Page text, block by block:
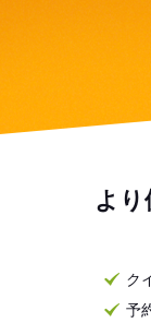
よ
ク
予